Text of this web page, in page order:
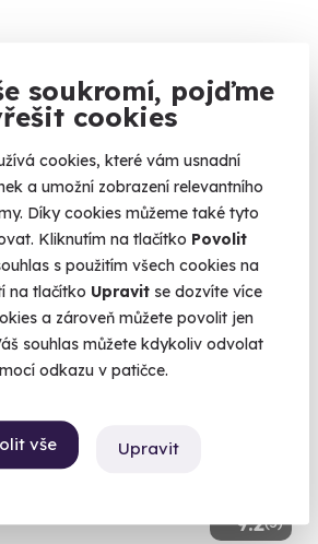
soukromí, pojďme
cookies
cookies, které vám usnadní
a umožní zobrazení relevantního
Díky cookies můžeme také tyto
Kliknutím na tlačítko Povolit
s použitím všech cookies na
na tlačítko Upravit se dozvíte více
a zároveň můžete povolit jen
souhlas můžete kdykoliv odvolat
odkazu v patičce.
vše Upravit
WRX STI
rally vůz k vašim službám.
9.2(5)
08. 2026